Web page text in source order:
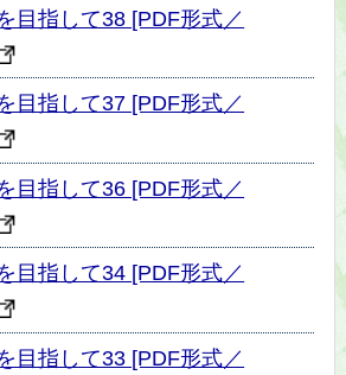
目指して38 [PDF形式／
目指して37 [PDF形式／
目指して36 [PDF形式／
目指して34 [PDF形式／
目指して33 [PDF形式／